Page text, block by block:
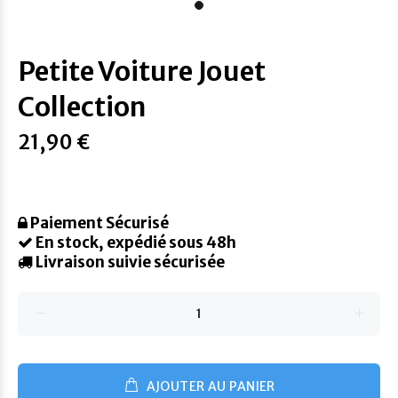
Petite Voiture Jouet
Collection
21,90 €
Paiement Sécurisé
En stock, expédié sous 48h
Livraison suivie sécurisée
AJOUTER AU PANIER